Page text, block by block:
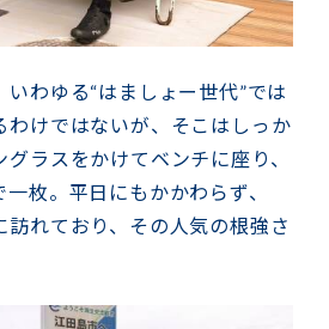
いわゆる“はましょー世代”では
わけではないが、そこはしっか
ラスをかけてベンチに座り、
枚。平日にもかかわらず、
訪れており、その人気の根強さ